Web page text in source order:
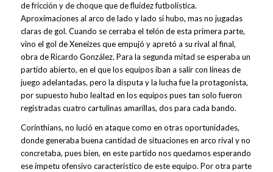
de fricción y de choque que de fluidez futbolística.
Aproximaciones al arco de lado y lado si hubo, mas no jugadas
claras de gol. Cuando se cerraba el telón de esta primera parte,
vino el gol de Xeneizes que empujó y apretó a su rival al final,
obra de Ricardo González. Para la segunda mitad se esperaba un
partido abierto, en el que los equipos iban a salir con líneas de
juego adelantadas, pero la disputa y la lucha fue la protagonista,
por supuesto hubo lealtad en los equipos pues tan solo fueron
registradas cuatro cartulinas amarillas, dos para cada bando.
Corinthians, no lució en ataque como en otras oportunidades,
donde generaba buena cantidad de situaciones en arco rival y no
concretaba, pues bien, en este partido nos quedamos esperando
ese ímpetu ofensivo característico de este equipo. Por otra parte